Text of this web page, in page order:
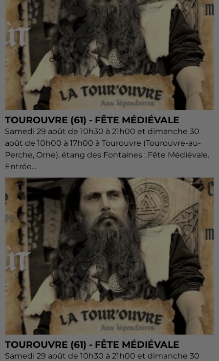
TOUROUVRE (61) - FÊTE MÉDIÉVALE
Samedi 29 août de 10h30 à 21h00 et dimanche 30
août de 10h00 à 17h00 à Tourouvre (Tourouvre-au-
Perche, Orne), étang des Fontaines : Fête Médiévale.
Entrée...
TOUROUVRE (61) - FÊTE MÉDIÉVALE
Samedi 29 août de 10h30 à 21h00 et dimanche 30